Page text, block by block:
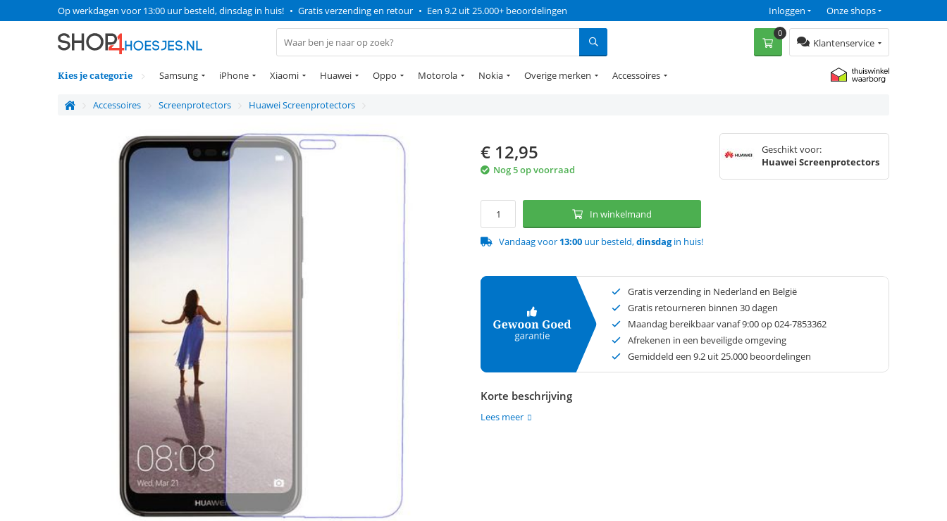
Op werkdagen voor 13:00 uur besteld, dinsdag in huis! • Gratis verzending en retour • Een 9.2 uit 25.000+ beoordelingen Onze shops
Inloggen
Klantenservice
0
Kies je categorie Samsung iPhone Xiaomi Huawei Oppo Motorola Nokia Overige merken Accessoires
Accessoires Screenprotectors Huawei Screenprotectors
€ 12,95
Nog 5 op voorraad
Geschikt voor:
Huawei Screenprotectors
In winkelmand
Vandaag voor 13:00 uur besteld,dinsdagin huis!
Gratis verzending in Nederland en België
Gratis retourneren binnen 30 dagen
Maandag bereikbaar vanaf 9:00 op 024-7853362
Afrekenen in een beveiligde omgeving
Gemiddeld een 9.2 uit 25.000 beoordelingen
Korte beschrijving
Lees meer